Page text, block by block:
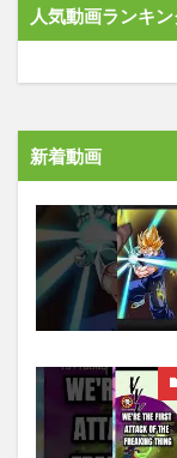
人気動画ランキ
新着動画